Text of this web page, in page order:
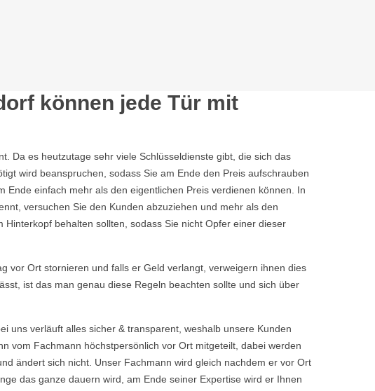
können jede Tür mit
Da es heutzutage sehr viele Schlüsseldienste gibt, die sich das
wird beanspruchen, sodass Sie am Ende den Preis aufschrauben
einfach mehr als den eigentlichen Preis verdienen können. In
versuchen Sie den Kunden abzuziehen und mehr als den
behalten sollten, sodass Sie nicht Opfer einer dieser
vor Ort stornieren und falls er Geld verlangt, verweigern ihnen dies
ist das man genau diese Regeln beachten sollte und sich über
uns verläuft alles sicher & transparent, weshalb unsere Kunden
vom Fachmann höchstpersönlich vor Ort mitgeteilt, dabei werden
ändert sich nicht. Unser Fachmann wird gleich nachdem er vor Ort
das ganze dauern wird, am Ende seiner Expertise wird er Ihnen